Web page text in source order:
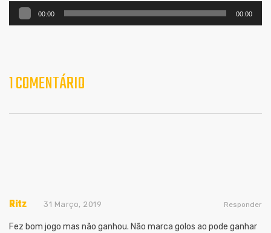
Reprodutor
de
00:00 00:00
1 COMENTÁRIO
Ritz 31 Março, 2019
Fez bom jogo mas não ganhou. Não marca golos ao pode ganhar
Responder